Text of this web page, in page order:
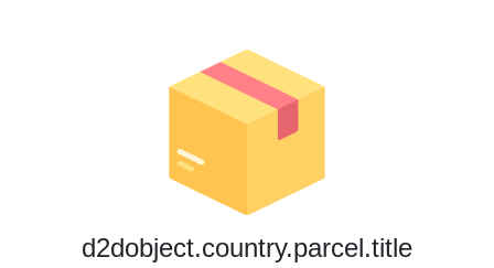
d2dobject.country.parcel.title